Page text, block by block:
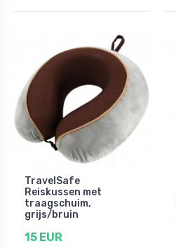
TravelSafe
Reiskussen met
traagschuim,
grijs/bruin
15 EUR